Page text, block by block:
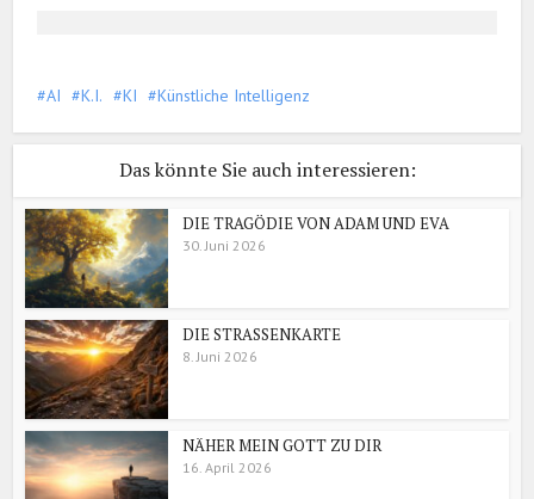
AI K.I. KI Künstliche Intelligenz
Das könnte Sie auch interessieren:
DIE TRAGÖDIE VON ADAM UND EVA
30. Juni 2026
DIE STRASSENKARTE
8. Juni 2026
NÄHER MEIN GOTT ZU DIR
16. April 2026